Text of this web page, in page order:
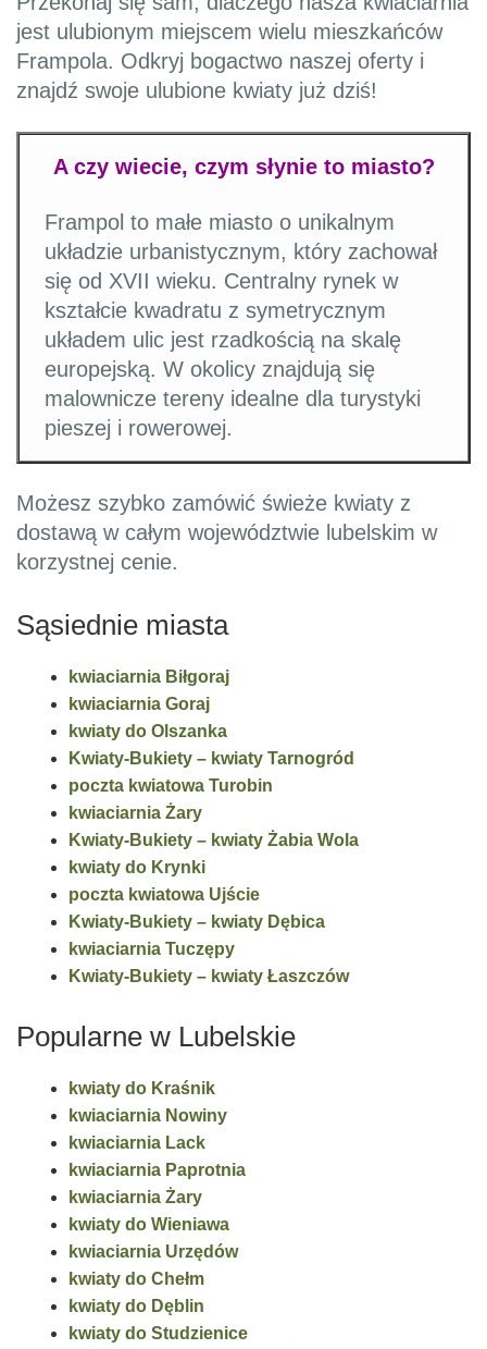
jest ulubionym miejscem wielu mieszkańców
Frampola. Odkryj bogactwo naszej oferty i
znajdź swoje ulubione kwiaty już dziś!
A czy wiecie, czym słynie to miasto?
Frampol to małe miasto o unikalnym
układzie urbanistycznym, który zachował
się od XVII wieku. Centralny rynek w
kształcie kwadratu z symetrycznym
układem ulic jest rzadkością na skalę
europejską. W okolicy znajdują się
malownicze tereny idealne dla turystyki
pieszej i rowerowej.
Możesz szybko zamówić świeże kwiaty z
dostawą w całym województwie lubelskim w
korzystnej cenie.
Sąsiednie miasta
kwiaciarnia Biłgoraj
kwiaciarnia Goraj
kwiaty do Olszanka
Kwiaty-Bukiety – kwiaty Tarnogród
poczta kwiatowa Turobin
kwiaciarnia Żary
Kwiaty-Bukiety – kwiaty Żabia Wola
kwiaty do Krynki
poczta kwiatowa Ujście
Kwiaty-Bukiety – kwiaty Dębica
kwiaciarnia Tuczępy
Kwiaty-Bukiety – kwiaty Łaszczów
Popularne w Lubelskie
kwiaty do Kraśnik
kwiaciarnia Nowiny
kwiaciarnia Lack
kwiaciarnia Paprotnia
kwiaciarnia Żary
kwiaty do Wieniawa
kwiaciarnia Urzędów
kwiaty do Chełm
kwiaty do Dęblin
kwiaty do Studzienice